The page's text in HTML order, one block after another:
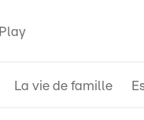
Play
La vie de famille